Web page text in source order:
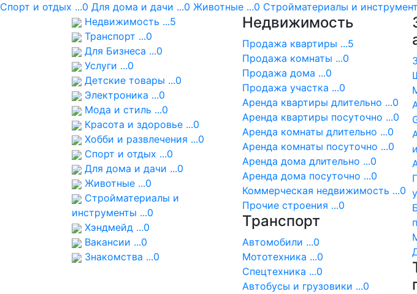
Спорт и отдых ...0 Для дома и дачи ...0 Животные ...0 Стройматериалы и
Недвижимость ...5
Транспорт ...0
Для Бизнеса ...0
Услуги ...0
Детские товары ...0
Электроника ...0
Мода и стиль ...0
Красота и здоровье ...0
Хобби и развлечения ...0
Спорт и отдых ...0
Для дома и дачи ...0
Животные ...0
Стройматериалы и
инструменты ...0
Хэндмейд ...0
Вакансии ...0
Знакомства ...0
Недвижимость
Продажа квартиры ...5
Продажа комнаты ...0
Продажа дома ...0
Продажа участка ...0
Аренда квартиры длительно ...0
Аренда квартиры посуточно ...0
Аренда комнаты длительно ...0
Аренда комнаты посуточно ...0
Аренда дома длительно ...0
Аренда дома посуточно ...0
Коммерческая недвижимость ...0
Прочие строения ...0
Транспорт
Автомобили ...0
Мототехника ...0
Спецтехника ...0
Автобусы и грузовики ...0